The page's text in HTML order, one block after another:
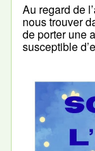
Au regard de
nous trouver
de porter une
susceptible